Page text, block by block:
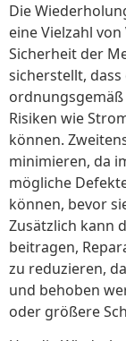
Die
eine Vielzahl
Sicherheit der
sicherstellt,
Risiken wie
können.
minimieren, da
mögliche
können, bevor
Zusätzlich kann
beitragen,
zu reduzieren,
und behoben
oder größere